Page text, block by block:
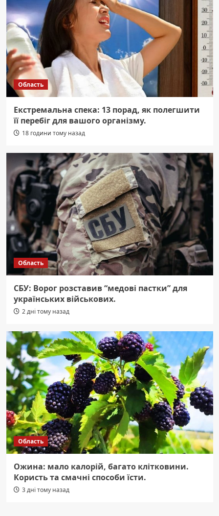
Область
Екстремальна спека: 13 порад, як полегшити
її перебіг для вашого організму.
18 години тому назад
Область
СБУ: Ворог розставив “медові пастки” для
українських військових.
2 дні тому назад
Область
Ожина: мало калорій, багато клітковини.
Користь та смачні способи їсти.
3 дні тому назад